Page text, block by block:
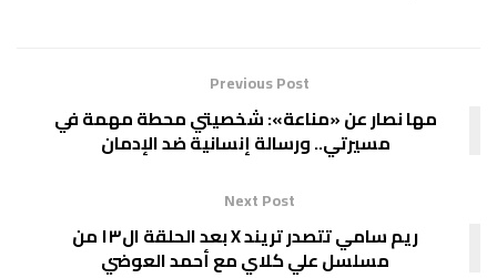
Previous Post
مها نصار عن «مناعة»: شخصيتي محطة مهمة في
مسيرتي.. ورسالة إنسانية ضد الإدمان
Next Post
ريم سامي تتصدر تريند X بعد الحلقة ال١٣ من
مسلسل علي كلاي مع أحمد العوضي